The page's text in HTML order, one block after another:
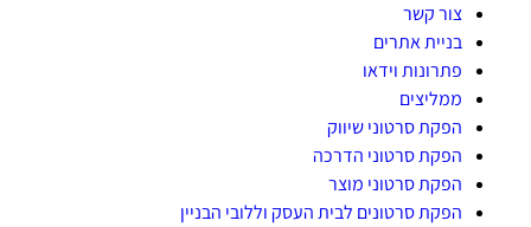
צור קשר
בניית אתרים
פתרונות וידאו
ממליצים
הפקת סרטוני שיווק
הפקת סרטוני הדרכה
הפקת סרטוני מוצר
הפקת סרטונים לבית העסק וללובי הבניין